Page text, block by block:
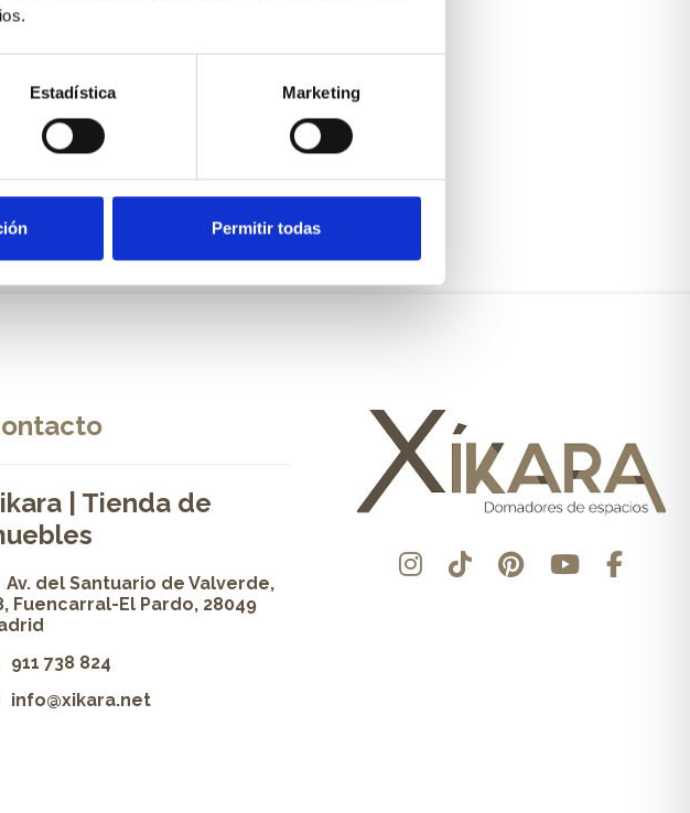
Estadística Marketing
Permitir todas
| Tienda de
Av. del Santuario de Valverde,
Fuencarral-El Pardo, 28049
911 738 824
info@xikara.net